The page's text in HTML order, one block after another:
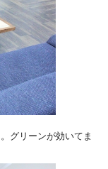
グリーンが効いてま